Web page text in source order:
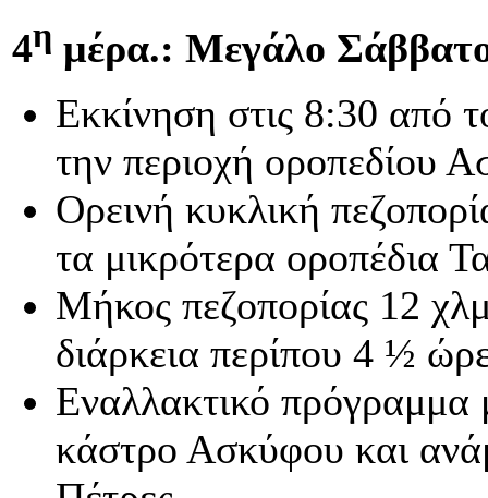
4η μέρα.: Μεγάλο
Εκκίνηση στις 8:30 από
την περιοχή οροπεδίου
Ορεινή κυκλική
τα μικρότερα οροπέδια
Μήκος πεζοπορίας 12
διάρκεια περίπου 4 ½
Εναλλακτικό πρόγραμμα
κάστρο Ασκύφου και